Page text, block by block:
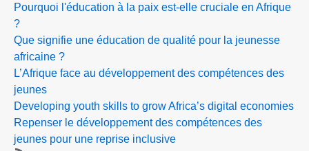
Pourquoi l'éducation à la paix est-elle cruciale en Afrique
?
Que signifie une éducation de qualité pour la jeunesse
africaine ?
L’Afrique face au développement des compétences des
jeunes
Developing youth skills to grow Africa’s digital economies
Repenser le développement des compétences des
jeunes pour une reprise inclusive